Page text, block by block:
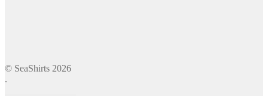
© SeaShirts 2026
.